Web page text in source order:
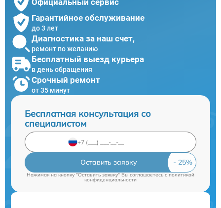
Официальный сервис
Гарантийное обслуживание
до 3 лет
Диагностика за наш счет,
ремонт по желанию
Бесплатный выезд курьера
в день обращения
Срочный ремонт
от 35 минут
Бесплатная консультация со
специалистом
Оставить заявку
Нажимая на кнопку "Оставить заявку" Вы соглашаетесь cполитикой
конфиденциальности